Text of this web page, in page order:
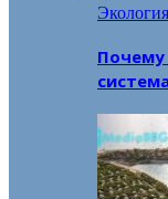
Экология
Почему